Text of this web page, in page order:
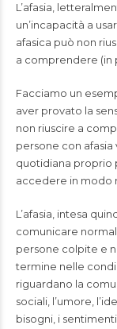
L’afasia,
un’incapacità a
afasica può non
a comprendere (in
Facciamo un
aver provato la
non riuscire a
persone con afasia
quotidiana proprio
accedere in modo
L’afasia, intesa
comunicare
persone colpite e
termine nelle
riguardano la
sociali, l’umore,
bisogni, i